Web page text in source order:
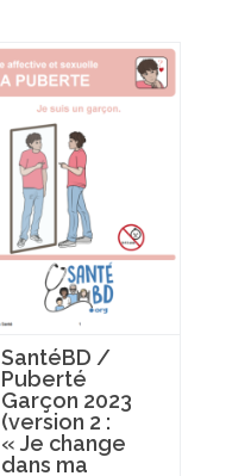
SantéBD /
Puberté
Garçon 2023
(version 2 :
« Je change
dans ma